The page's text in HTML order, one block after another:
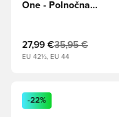
One - Polnočna
27,99 €35,95 €
EU 42½, EU 44
Odpre Modal za
-22%